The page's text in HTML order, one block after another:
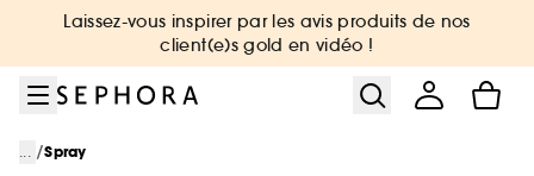
Aller au menu
Aller au contenu principal
Aller au pied de page
Laissez-vous inspirer par les avis produits de nos
client(e)s gold en vidéo !
... /Spray